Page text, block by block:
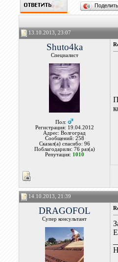
13.10.2013, 23:07
Shuto4ka
Специалист
Пол:
Регистрация: 19.04.2012
Адрес: Волгоград
Сообщений: 258
Сказал(а) спасибо: 96
Поблагодарили: 76 раз(а)
Репутация: 1010
14.10.2013, 21:39
DRAGOFOL
Супер консультант